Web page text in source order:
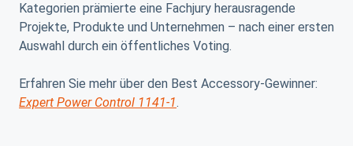
Kategorien prämierte eine Fachjury herausragende
Projekte, Produkte und Unternehmen – nach einer ersten
Auswahl durch ein öffentliches Voting.
Erfahren Sie mehr über den Best Accessory-Gewinner:
Expert Power Control 1141-1.